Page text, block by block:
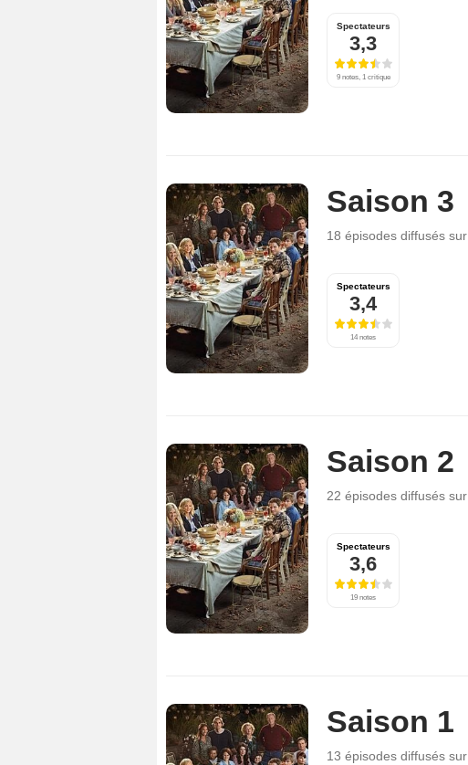
Spectateurs
3,3
9 notes, 1 critique
Saison 3
18 épisodes diffusés sur
Spectateurs
3,4
14 notes
Saison 2
22 épisodes diffusés sur
Spectateurs
3,6
19 notes
Saison 1
13 épisodes diffusés sur